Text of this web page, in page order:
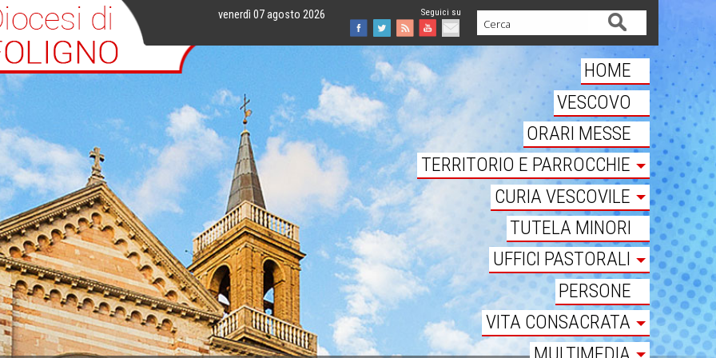
venerdì 07 agosto 2026
Facebook
Twitter
FeedYoutube
Mail
Cerca
HOME
VESCOVO
ORARI MESSE
TERRITORIO E PARROCCHIE
CURIA VESCOVILE
TUTELA MINORI
UFFICI PASTORALI
PERSONE
VITA CONSACRATA